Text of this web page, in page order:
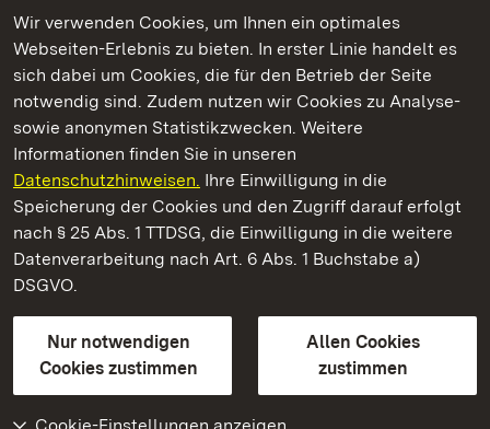
Wir verwenden Cookies, um Ihnen ein optimales
Webseiten-Erlebnis zu bieten. In erster Linie handelt es
sich dabei um Cookies, die für den Betrieb der Seite
notwendig sind. Zudem nutzen wir Cookies zu Analyse-
sowie anonymen Statistikzwecken. Weitere
Informationen finden Sie in unseren
Datenschutzhinweisen. Ihre Einwilligung in die
Speicherung der Cookies und den Zugriff darauf erfolgt
nach § 25 Abs. 1 TTDSG, die Einwilligung in die weitere
Datenverarbeitung nach Art. 6 Abs. 1 Buchstabe a)
DSGVO.
Nur notwendigen
Cookies zustimmen
Allen Cookies
zustimmen
Kommen. Staunen. Genießen.
Kloster Schussenried
Staatliche Schlösser und Gärten Baden-Württemberg
Kontakt
GebärdenspracheLeichte Sprache
Erklärung zur Barrierefreiheit
BITV-konform (geprüfte Seiten)